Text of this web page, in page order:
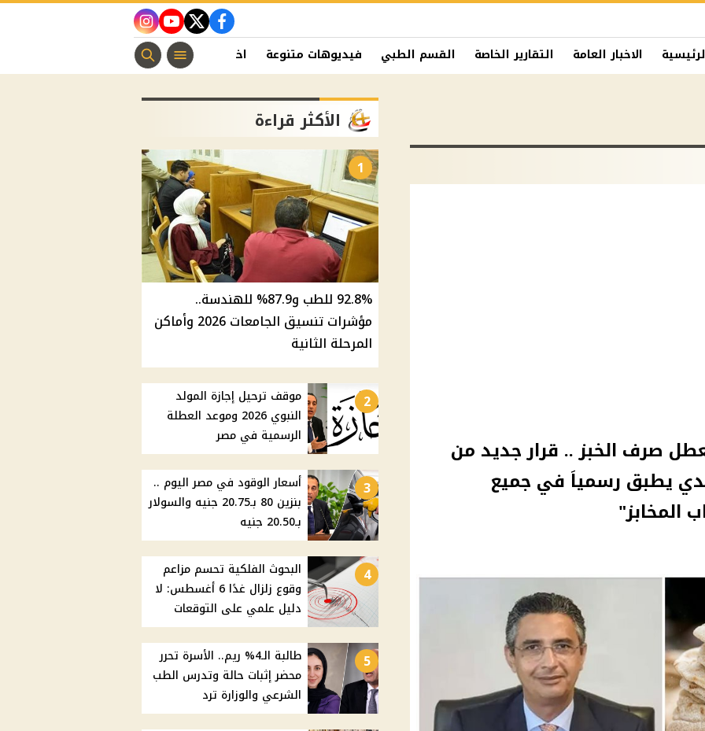
facebook
twitter
youtube
instagram
الاخبار العامة التقارير الخاصة القسم الطبي فيديوهات متنوعة اخبار الفن منوعات مسيحية
صرف الخبز .. قرار جديد من
يطبق رسمياَ في جميع
المخابز"
الأكثر قراءة
1
92.8% للطب و87.9% للهندسة..
مؤشرات تنسيق الجامعات 2026 وأماكن
المرحلة الثانية
2
موقف ترحيل إجازة المولد
النبوي 2026 وموعد العطلة
الرسمية في مصر
3
أسعار الوقود في مصر اليوم ..
بنزين 80 بـ20.75 جنيه والسولار
بـ20.50 جنيه
4
البحوث الفلكية تحسم مزاعم
وقوع زلزال غدًا 6 أغسطس: لا
دليل علمي على التوقعات
5
طالبة الـ4% ريم.. الأسرة تحرر
محضر إثبات حالة وتدرس الطب
الشرعي والوزارة ترد